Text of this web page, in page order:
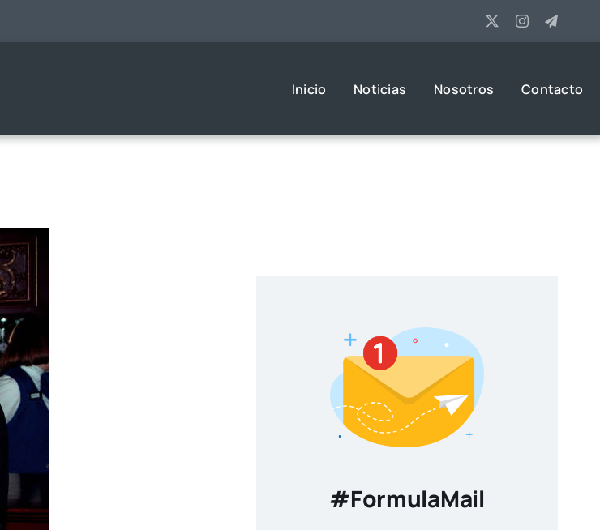
Inicio Noticias Nosotros Contacto
#FormulaMail